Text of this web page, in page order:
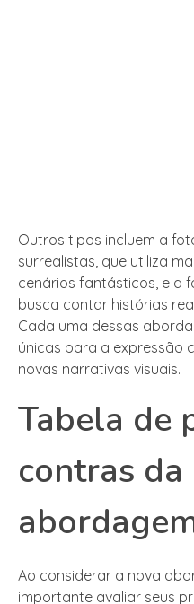
Outros tipos incluem a
surrealistas, que utiliza
cenários fantásticos, e a
busca contar histórias
Cada uma dessas
únicas para a expressão
novas narrativas visuais.
Tabela de
contras da
Ao considerar a nova
importante avaliar seus